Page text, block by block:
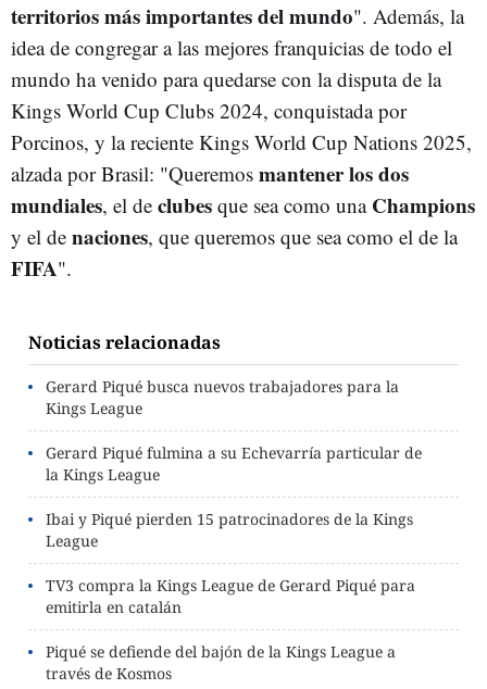
territorios más importantes del mundo". Además, la
idea de congregar a las mejores franquicias de todo el
mundo ha venido para quedarse con la disputa de la
Kings World Cup Clubs 2024, conquistada por
Porcinos, y la reciente Kings World Cup Nations 2025,
alzada por Brasil: "Queremos mantener los dos
mundiales, el de clubes que sea como una Champions
y el de naciones, que queremos que sea como el de la
FIFA".
Noticias relacionadas
Gerard Piqué busca nuevos trabajadores para la
Kings League
Gerard Piqué fulmina a su Echevarría particular de
la Kings League
Ibai y Piqué pierden 15 patrocinadores de la Kings
League
TV3 compra la Kings League de Gerard Piqué para
emitirla en catalán
Piqué se defiende del bajón de la Kings League a
través de Kosmos